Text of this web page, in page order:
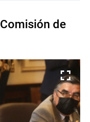
de